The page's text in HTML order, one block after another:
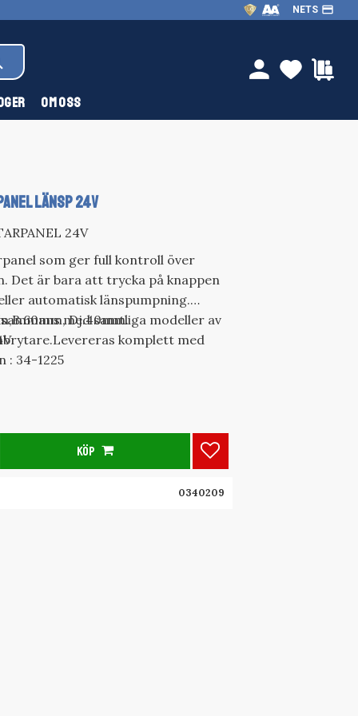
NETS payment
person
OM OSS
LÄNSP 24V
24V
som ger full kontroll över
Det är bara att trycka på knappen
automatisk länspumpning.
med samtliga modeller av
komplett med
Dj.40mm.
: 34-1225
KÖP Lägg till i favoriter
0340209